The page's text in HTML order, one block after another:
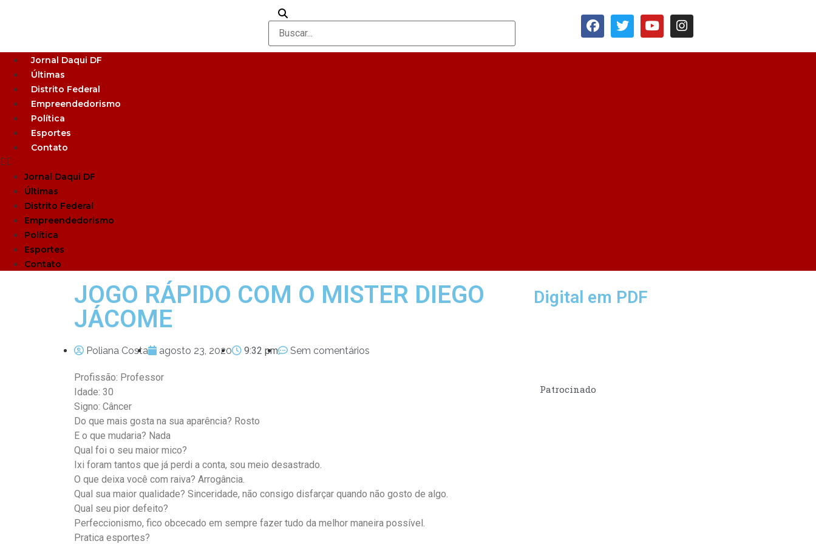
Jornal Daqui DF
Últimas
Distrito Federal
Empreendedorismo
Política
Esportes
Contato
Jornal Daqui DF
Últimas
Distrito Federal
Empreendedorismo
Política
Esportes
Contato
JOGO RÁPIDO COM O MISTER DIEGO
JÁCOME
Poliana Costa agosto 23, 2020 9:32 pm Sem comentários
Profissão: Professor
Idade: 30
Signo: Câncer
Do que mais gosta na sua aparência? Rosto
E o que mudaria? Nada
Qual foi o seu maior mico?
Ixi foram tantos que já perdi a conta, sou meio desastrado.
O que deixa você com raiva? Arrogância.
Qual sua maior qualidade? Sinceridade, não consigo disfarçar quando não gosto de algo.
Qual seu pior defeito?
Perfeccionismo, fico obcecado em sempre fazer tudo da melhor maneira possível.
Pratica esportes?
Digital em PDF
Patrocinado